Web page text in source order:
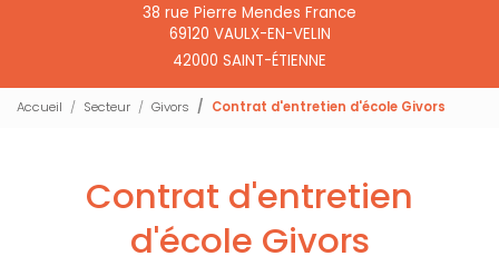
38 rue Pierre Mendes France
69120 VAULX-EN-VELIN
42000 SAINT-ÉTIENNE
Accueil Secteur Givors Contrat d'entretien d'école Givors
Contrat d'entretien
d'école Givors